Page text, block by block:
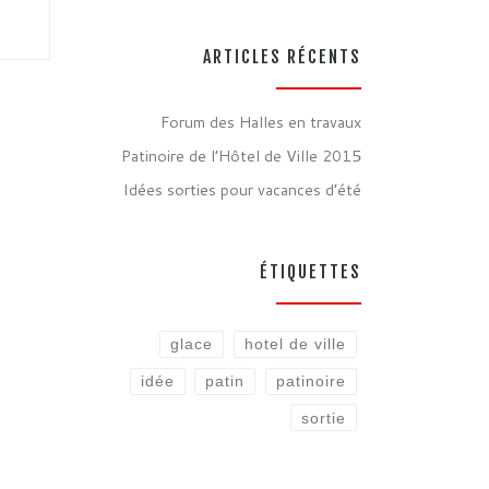
ARTICLES RÉCENTS
Forum des Halles en travaux
Patinoire de l’Hôtel de Ville 2015
Idées sorties pour vacances d’été
ÉTIQUETTES
glace hotel de ville
idée patin patinoire
sortie